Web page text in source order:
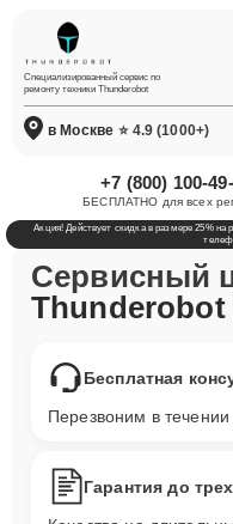
Специализированный сервис по
ремонту техники Thunderobot
в Москве ⭐ 4.9 (1000+)
+7 (800) 100-
БЕСПЛАТНО для всех
Акция! Действует скидка в размере 25%
Сервисный
Thunderobot
Бесплатная
Перезвоним в
Гарантия до